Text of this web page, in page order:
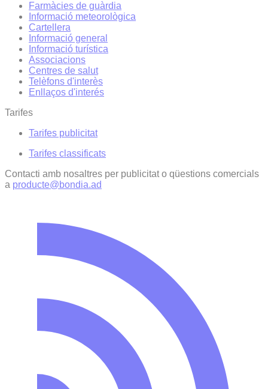
Farmàcies de guàrdia
Informació meteorològica
Cartellera
Informació general
Informació turística
Associacions
Centres de salut
Telèfons d'interès
Enllaços d'interés
Tarifes
Tarifes publicitat
Tarifes classificats
Contacti amb nosaltres per publicitat o qüestions comercials
a producte@bondia.ad